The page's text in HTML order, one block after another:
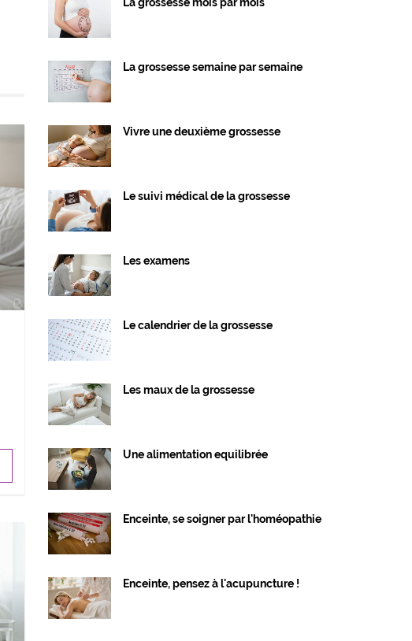
La grossesse semaine par semaine
Vivre une deuxième grossesse
Le suivi médical de la grossesse
Les examens
Le calendrier de la grossesse
Les maux de la grossesse
Une alimentation equilibrée
Enceinte, se soigner par l'homéopathie
Enceinte, pensez à l'acupuncture !